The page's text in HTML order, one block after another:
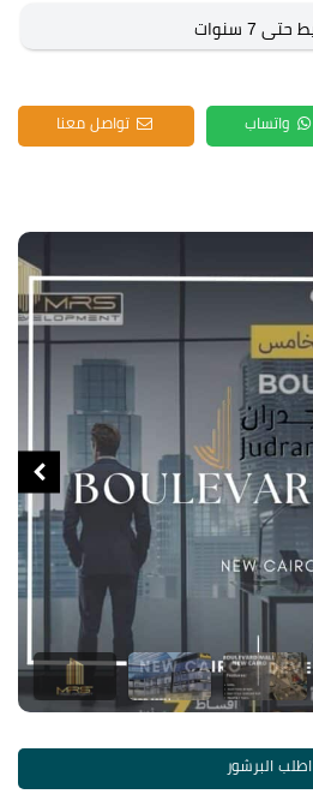
واتساب تواصل معنا
اطلب البرشور